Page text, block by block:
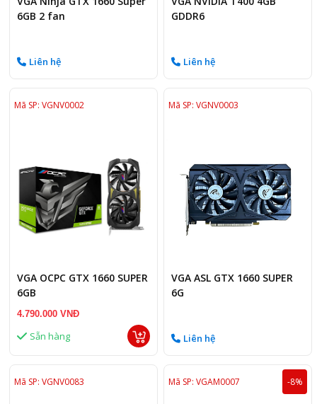
6GB 2 fan
Liên hệ
GDDR6
Liên hệ
Mã SP: VGNV0002
VGA OCPC GTX 1660 SUPER
6GB
4.790.000 VNĐ
Sẵn hàng
Mã SP: VGNV0003
VGA ASL GTX 1660 SUPER
6G
Liên hệ
Mã SP: VGNV0083 Mã SP: VGAM0007 -8%